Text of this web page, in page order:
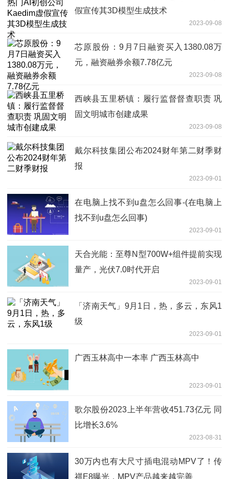
假宣传其3D模型生成技术
2023-09-08
芯原股份：9月7日融资买入1380.08万
元，融资融券余额7.78亿元
2023-09-08
西峡县五里桥镇：履行监督督查职责 巩
固文明城市创建成果
2023-09-08
戴尔科技集团公布2024财年第二财季财
报
2023-09-01
在电脑上找不到u盘怎么回事-(在电脑上
找不到u盘怎么回事)
2023-09-01
天合光能：至尊N型700W+组件提前实现
量产，光伏7.0时代开启
2023-09-01
「济南天气」9月1日，热，多云，东风1
级
2023-09-01
广西玉林高中一本率 广西玉林高中
2023-09-01
歌尔股份2023上半年营收451.73亿元 同
比增长3.6%
2023-08-31
30万内也有大尺寸插电混动MPV了！传
祺E8曝光，MPV产品越来越完善